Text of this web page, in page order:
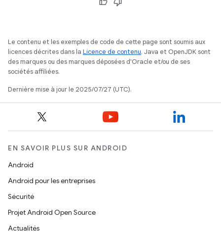
Le contenu et les exemples de code de cette page sont soumis aux
licences décrites dans la Licence de contenu. Java et OpenJDK sont
des marques ou des marques déposées d'Oracle et/ou de ses
sociétés affiliées.
Dernière mise à jour le 2025/07/27 (UTC).
EN SAVOIR PLUS SUR ANDROID
Android
Android pour les entreprises
Sécurité
Projet Android Open Source
Actualités